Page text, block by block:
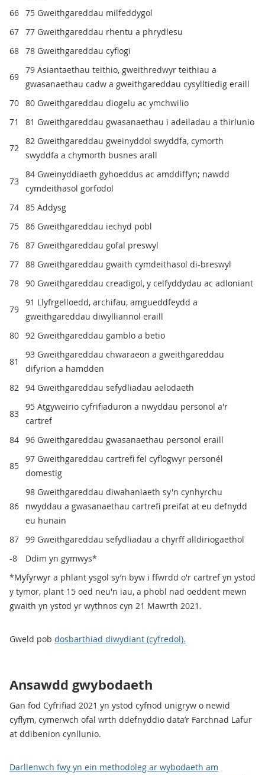
66 75 Gweithgareddau milfeddygol
67 77 Gweithgareddau rhentu a phrydlesu
68 78 Gweithgareddau cyflogi
69
79 Asiantaethau teithio, gweithredwyr teithiau a
gwasanaethau cadw a gweithgareddau cysylltiedig eraill
70 80 Gweithgareddau diogelu ac ymchwilio
71
81 Gweithgareddau gwasanaethau i adeiladau a thirlunio
72
82 Gweithgareddau gweinyddol swyddfa, cymorth
swyddfa a chymorth busnes arall
73
84 Gweinyddiaeth gyhoeddus ac amddiffyn; nawdd
cymdeithasol gorfodol
74 85 Addysg
75 86 Gweithgareddau iechyd pobl
76 87 Gweithgareddau gofal preswyl
77 88 Gweithgareddau gwaith cymdeithasol di-breswyl
78 90 Gweithgareddau creadigol, y celfyddydau ac adloniant
79
91 Llyfrgelloedd, archifau, amgueddfeydd a
gweithgareddau diwylliannol eraill
80 92 Gweithgareddau gamblo a betio
81
93 Gweithgareddau chwaraeon a gweithgareddau
difyrion a hamdden
82 94 Gweithgareddau sefydliadau aelodaeth
83
95 Atgyweirio cyfrifiaduron a nwyddau personol a'r
cartref
84 96 Gweithgareddau gwasanaethau personol eraill
85
97 Gweithgareddau cartrefi fel cyflogwyr personél
domestig
86
98 Gweithgareddau diwahaniaeth sy'n cynhyrchu
nwyddau a gwasanaethau cartrefi preifat at eu defnydd
eu hunain
87 99 Gweithgareddau sefydliadau a chyrff alldiriogaethol
-8
Ddim yn gymwys*
*Myfyrwyr a phlant ysgol sy’n byw i ffwrdd o'r cartref yn ystod
y tymor, plant 15 oed neu'n iau, a phobl nad oeddent mewn
gwaith yn ystod yr wythnos cyn 21 Mawrth 2021.
Gweld pob dosbarthiad diwydiant (cyfredol).
Ansawdd gwybodaeth
Gan fod Cyfrifiad 2021 yn ystod cyfnod unigryw o newid
cyflym, cymerwch ofal wrth ddefnyddio data’r Farchnad Lafur
at ddibenion cynllunio.
Darllenwch fwy yn ein methodoleg ar wybodaeth am